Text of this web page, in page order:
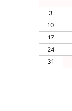
3
10
17
24
31